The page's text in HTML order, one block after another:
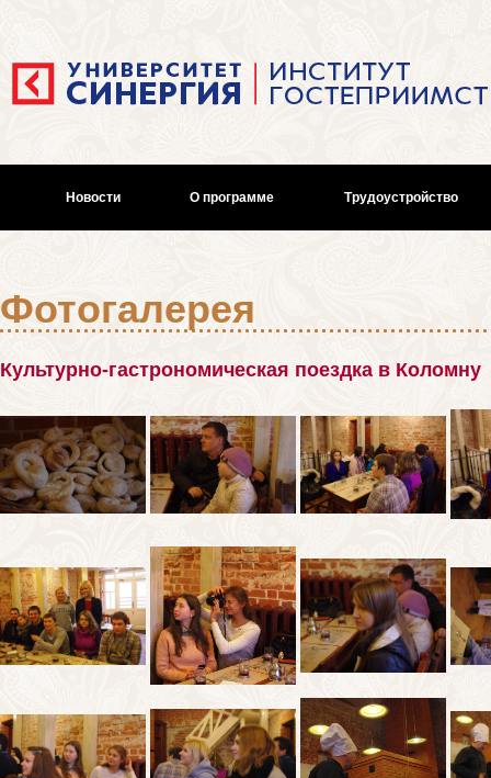
Новости О программе Трудоустройство
Фотогалерея
Культурно-гастрономическая поездка в Коломну